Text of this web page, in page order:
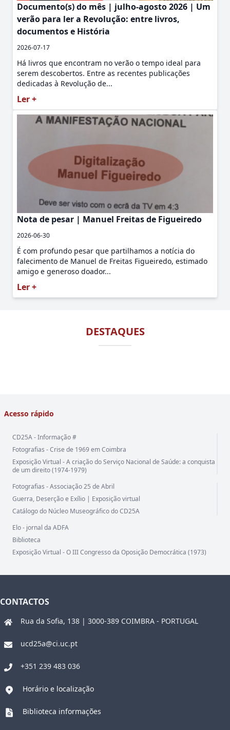
Documento(s) do mês | julho-agosto 2026 | Um
verão para ler a Revolução: entre livros,
documentos e História
2026-07-17
Há livros que encontram no verão o tempo ideal para
serem descobertos. Entre as recentes publicações
dedicadas à Revolução de...
Ler +
Nota de pesar | Manuel Freitas de Figueiredo
2026-06-30
É com profundo pesar que partilhamos a notícia do
falecimento de Manuel de Freitas Figueiredo, estimado
amigo e generoso doador...
Ler +
DESTAQUES
Acesso rápido
CD25A - Informação #
Fotografias - Crise de 1969 em Coimbra
Exposição Virtual - A criação do Serviço Nacional de Saúde: a conquista
de um direito (1974-1979)
Fotografias - Associação 25 de Abril
Guerra, Deserção e Exílio | Exposição virtual
Catálogo do Núcleo Museográfico do CD25A
Elo - jornal da ADFA
Biblioteca
Exposição Virtual - O III Congresso da Oposição Democrática (1973)
CONTACTOS
Rua da Sofia, 138 | 3000-389 COIMBRA - PORTUGAL
ucd25a@ci.uc.pt
+351 239 483 036
Horário e localização
Biblioteca informações